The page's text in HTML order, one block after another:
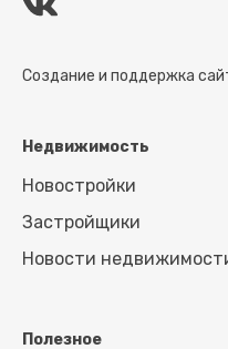
Создание и поддержка
Недвижимость
Новостройки
Застройщики
Новости
Полезное